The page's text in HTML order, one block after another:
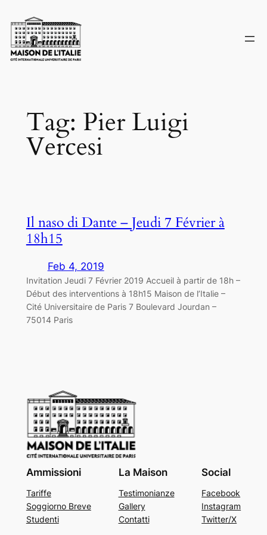
to
content
Tag: Pier Luigi
Vercesi
Il naso di Dante – Jeudi 7 Février à
18h15
Feb 4, 2019
Invitation Jeudi 7 Février 2019 Accueil à partir de 18h –
Début des interventions à 18h15 Maison de l’Italie –
Cité Universitaire de Paris 7 Boulevard Jourdan –
75014 Paris
Ammissioni
Tariffe
Soggiorno Breve
Studenti
La Maison
Testimonianze
Gallery
Contatti
Social
Facebook
Instagram
Twitter/X